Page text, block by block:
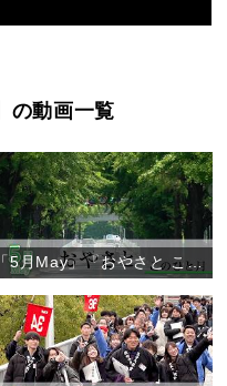
の動画一覧
「5月May」『おやさと このひと月』